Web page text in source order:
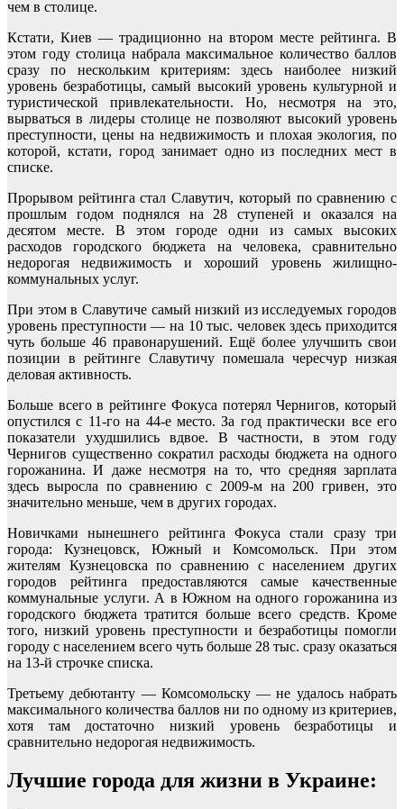
чем в столице.
Кстати, Киев — традиционно на втором месте рейтинга. В
этом году столица набрала максимальное количество баллов
сразу по нескольким критериям: здесь наиболее низкий
уровень безработицы, самый высокий уровень культурной и
туристической привлекательности. Но, несмотря на это,
вырваться в лидеры столице не позволяют высокий уровень
преступности, цены на недвижимость и плохая экология, по
которой, кстати, город занимает одно из последних мест в
списке.
Прорывом рейтинга стал Славутич, который по сравнению с
прошлым годом поднялся на 28 ступеней и оказался на
десятом месте. В этом городе одни из самых высоких
расходов городского бюджета на человека, сравнительно
недорогая недвижимость и хороший уровень жилищно-
коммунальных услуг.
При этом в Славутиче самый низкий из исследуемых городов
уровень преступности — на 10 тыс. человек здесь приходится
чуть больше 46 правонарушений. Ещё более улучшить свои
позиции в рейтинге Славутичу помешала чересчур низкая
деловая активность.
Больше всего в рейтинге Фокуса потерял Чернигов, который
опустился с 11-го на 44-е место. За год практически все его
показатели ухудшились вдвое. В частности, в этом году
Чернигов существенно сократил расходы бюджета на одного
горожанина. И даже несмотря на то, что средняя зарплата
здесь выросла по сравнению с 2009-м на 200 гривен, это
значительно меньше, чем в других городах.
Новичками нынешнего рейтинга Фокуса стали сразу три
города: Кузнецовск, Южный и Комсомольск. При этом
жителям Кузнецовска по сравнению с населением других
городов рейтинга предоставляются самые качественные
коммунальные услуги. А в Южном на одного горожанина из
городского бюджета тратится больше всего средств. Кроме
того, низкий уровень преступности и безработицы помогли
городу с населением всего чуть больше 28 тыс. сразу оказаться
на 13-й строчке списка.
Третьему дебютанту — Комсомольску — не удалось набрать
максимального количества баллов ни по одному из критериев,
хотя там достаточно низкий уровень безработицы и
сравнительно недорогая недвижимость.
Лучшие города для жизни в Украине: